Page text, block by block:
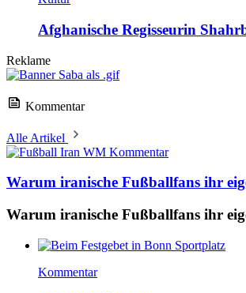
Afghanische Regisseurin
Reklame
Kommentar
Alle Artikel
Kommentar
Warum iranische Fußballfans ihr
Warum iranische Fußballfans ihr
Kommentar